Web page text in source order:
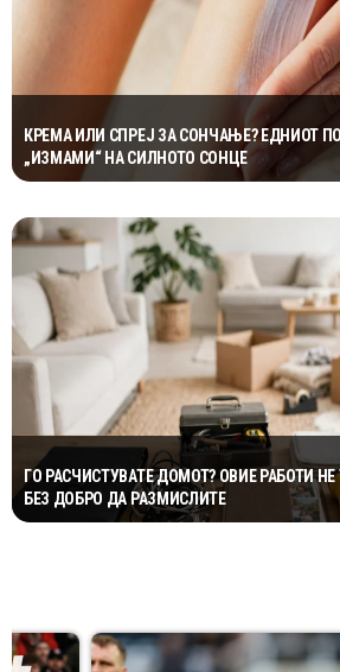
КРЕМА ИЛИ СПРЕЈ ЗА СОНЧАЊЕ? ЕДНИОТ
„ИЗМАМИ“ НА СИЛНОТО СОНЦЕ
ГО РАСЧИСТУВАТЕ ДОМОТ? ОВИЕ РАБОТИ
БЕЗ ДОБРО ДА РАЗМИСЛИТЕ